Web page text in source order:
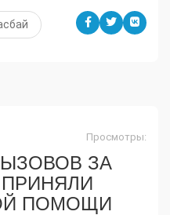
Просмотры:
ЗА
ПОМОЩИ